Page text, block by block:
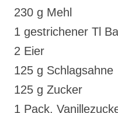
230 g Mehl
1 gestrichener Tl
2 Eier
125 g Schlagsahne
125 g Zucker
1 Pack.